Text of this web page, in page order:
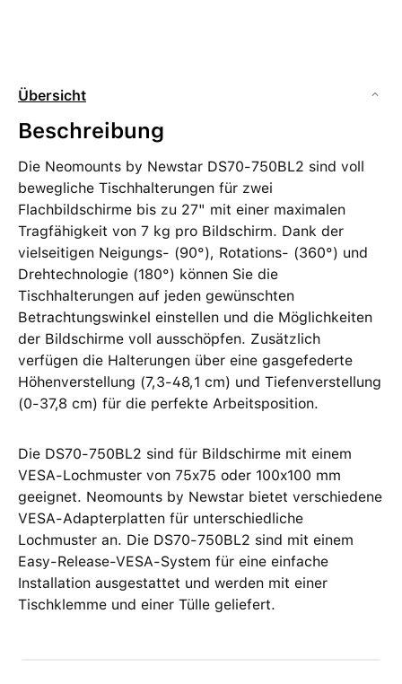
Übersicht
Beschreibung
Die Neomounts by Newstar DS70-750BL2 sind voll
bewegliche Tischhalterungen für zwei
Flachbildschirme bis zu 27" mit einer maximalen
Tragfähigkeit von 7 kg pro Bildschirm. Dank der
vielseitigen Neigungs- (90°), Rotations- (360°) und
Drehtechnologie (180°) können Sie die
Tischhalterungen auf jeden gewünschten
Betrachtungswinkel einstellen und die Möglichkeiten
der Bildschirme voll ausschöpfen. Zusätzlich
verfügen die Halterungen über eine gasgefederte
Höhenverstellung (7,3-48,1 cm) und Tiefenverstellung
(0-37,8 cm) für die perfekte Arbeitsposition.
Die DS70-750BL2 sind für Bildschirme mit einem
VESA-Lochmuster von 75x75 oder 100x100 mm
geeignet. Neomounts by Newstar bietet verschiedene
VESA-Adapterplatten für unterschiedliche
Lochmuster an. Die DS70-750BL2 sind mit einem
Easy-Release-VESA-System für eine einfache
Installation ausgestattet und werden mit einer
Tischklemme und einer Tülle geliefert.